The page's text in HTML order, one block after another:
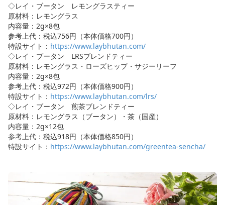
◇レイ・ブータン レモングラスティー
原材料：レモングラス
内容量：2g×8包
参考上代：税込756円（本体価格700円）
特設サイト： https://www.laybhutan.com/
◇レイ・ブータン LRSブレンドティー
原材料：レモングラス・ローズヒップ・サジーリーフ
内容量：2g×8包
参考上代：税込972円（本体価格900円）
特設サイト： https://www.laybhutan.com/lrs/
◇レイ・ブータン 煎茶ブレンドティー
原材料：レモングラス（ブータン）・茶（国産）
内容量：2g×12包
参考上代：税込918円（本体価格850円）
特設サイト： https://www.laybhutan.com/greentea-sencha/